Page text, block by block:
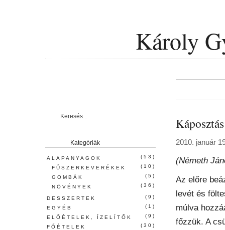
Károly
2010. január
(Németh
Az előre
levét és
múlva
főzzük. A
Kategóriák
ALAPANYAGOK
(53)
FŰSZERKEVERÉKEK
(10)
GOMBÁK
(5)
NÖVÉNYEK
(36)
DESSZERTEK
(9)
EGYÉB
(1)
ELŐÉTELEK, ÍZELÍTŐK
(9)
FŐÉTELEK
(30)